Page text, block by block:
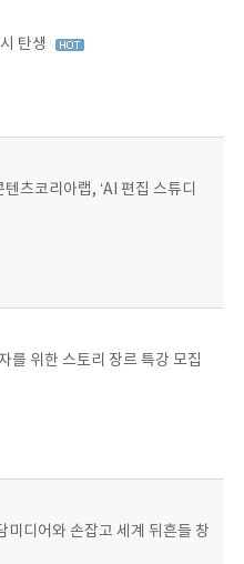
탄생
츠코리아랩, ‘AI 편집 스튜디
를 위한 스토리 장르 특강 모집
미디어와 손잡고 세계 뒤흔들 창